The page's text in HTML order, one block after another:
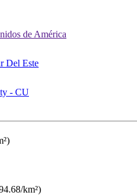
de América
Del Este
- CU
km²)